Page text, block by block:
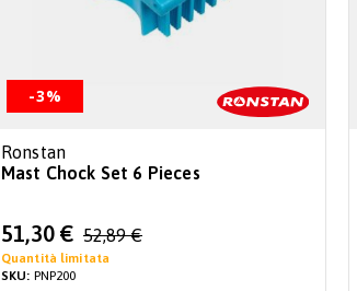
-3%
Ronstan
Mast Chock Set 6 Pieces
Special
Price
51,30 € 52,89 €
Quantità limitata
SKU: PNP200